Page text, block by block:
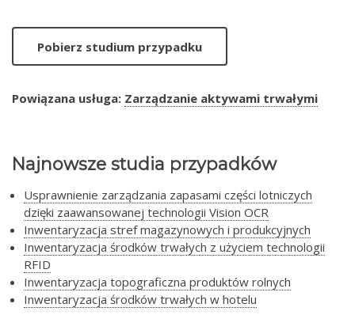
Pobierz studium przypadku
Powiązana usługa: Zarządzanie aktywami trwałymi
Najnowsze studia przypadków
Usprawnienie zarządzania zapasami części lotniczych
dzięki zaawansowanej technologii Vision OCR
Inwentaryzacja stref magazynowych i produkcyjnych
Inwentaryzacja środków trwałych z użyciem technologii
RFID
Inwentaryzacja topograficzna produktów rolnych
Inwentaryzacja środków trwałych w hotelu